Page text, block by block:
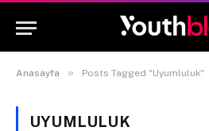
Anasayfa » Posts Tagged "Uyumluluk"
UYUMLULUK